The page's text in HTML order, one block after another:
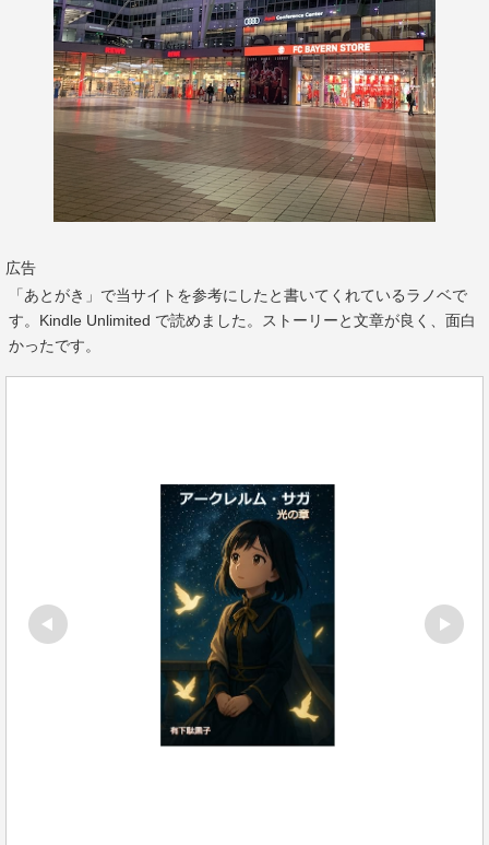
広告
「あとがき」で当サイトを参考にしたと書いてくれているラノベで
す。Kindle Unlimited で読めました。ストーリーと文章が良く、面白
かったです。